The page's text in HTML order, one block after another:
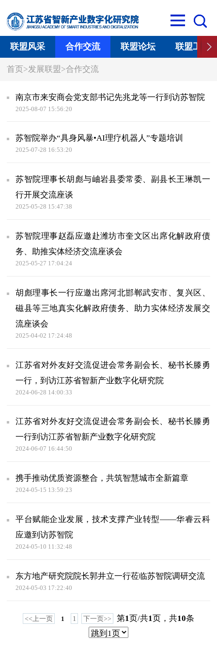
联盟风采 合作交流 联盟论坛 联盟工作
首页>发展联盟>合作交流
南京市来安商会党支部书记先兆龙等一行到访苏智院
2025-08-07 15:56:20
苏智院举办“具身风暴•AI理疗机器人”专题培训
2025-07-28 16:53:20
苏智院理事长胡彪与岫岩县委常委、副县长王琳凯一
行开展交流座谈
2025-05-28 15:47:38
苏智院理事赵磊应邀赴潍坊市奎文区出席化解政府债
务、助推实体经济交流座谈会
2025-05-27 17:04:24
胡彪理事长一行应邀出席河北邯郸武安市、复兴区、
磁县等三地真实化解政府债务、助力实体经济发展交
流座谈会
2025-04-02 17:24:48
江苏省对外友好交流促进会常务副会长、秘书长滕勇
一行，到访江苏省智新产业数字化研究院
2024-06-28 14:00:33
江苏省对外友好交流促进会常务副会长、秘书长滕勇
一行到访江苏省智新产业数字化研究院
2024-06-07 16:44:50
携手推动优质资源整合，共筑智慧城市全新篇章
2024-05-15 13:59:23
平台赋能企业发展，技术支撑产业转型——华睿云科
应邀到访苏智院
2024-05-10 11:32:48
东方地产研究院院长郭井立一行莅临苏智院调研交流
2024-05-03 17:22:40
<<上一页 1 1 下一页>> 第1页/共1页，共10条